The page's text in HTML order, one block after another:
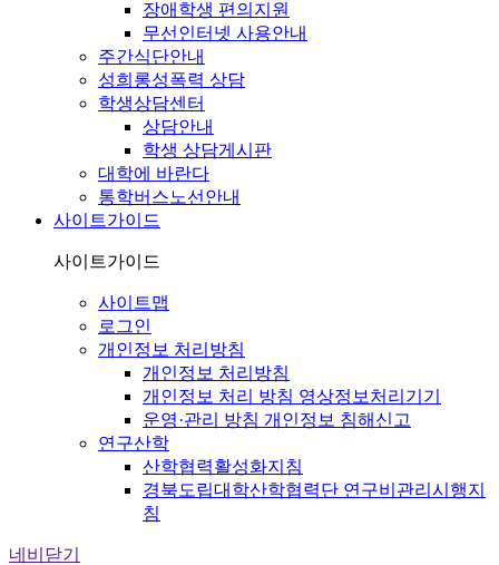
장애학생 편의지원
무선인터넷 사용안내
주간식단안내
성희롱성폭력 상담
학생상담센터
상담안내
학생 상담게시판
대학에 바란다
통학버스노선안내
사이트가이드
사이트가이드
사이트맵
로그인
개인정보 처리방침
개인정보 처리방침
개인정보 처리 방침 영상정보처리기기
운영·관리 방침 개인정보 침해신고
연구산학
산학협력활성화지침
경북도립대학산학협력단 연구비관리시행지
침
네비닫기